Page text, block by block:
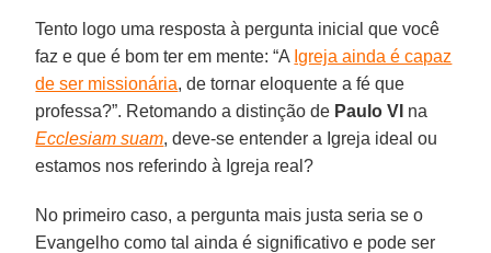
Tento logo uma resposta à pergunta inicial que você
faz e que é bom ter em mente: “A Igreja ainda é capaz
de ser missionária, de tornar eloquente a fé que
professa?”. Retomando a distinção de Paulo VI na
Ecclesiam suam, deve-se entender a Igreja ideal ou
estamos nos referindo à Igreja real?
No primeiro caso, a pergunta mais justa seria se o
Evangelho como tal ainda é significativo e pode ser